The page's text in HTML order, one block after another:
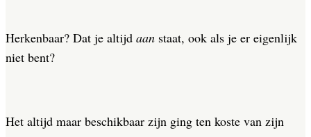
Herkenbaar? Dat je altijd aan staat, ook als je er eigenlijk
niet bent?
Het altijd maar beschikbaar zijn ging ten koste van zijn